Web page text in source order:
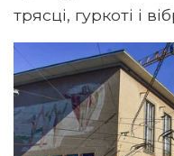
трясці, гуркоті і